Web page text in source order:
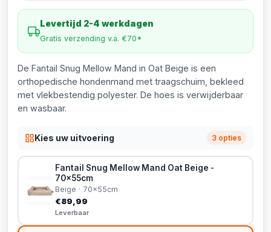
Levertijd 2-4 werkdagen
Gratis verzending v.a. €70*
De Fantail Snug Mellow Mand in Oat Beige is een
orthopedische hondenmand met traagschuim, bekleed
met vlekbestendig polyester. De hoes is verwijderbaar
en wasbaar.
Kies uw uitvoering 3 opties
Fantail Snug Mellow Mand Oat Beige -
70x55cm
Beige · 70x55cm
€89,99
Leverbaar